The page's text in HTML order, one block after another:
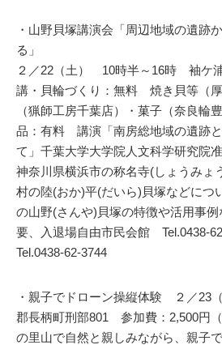
・山野貝塚講演会「周辺地域の遺跡
る」
２／22（土） 10時半～16時 袖ケ
講・貝輪づくり：無料 焼き貝等（
（猟師工房千葉店）・菓子（奈良輪
品：有料 講演「南房総地域の遺跡
て」千葉大学大学院人文科学研究院
神奈川県横浜市の称名寺(しょうみょ
村の陸(おか)平(だいら)貝塚などにつ
の山野(さんや)貝塚の特徴や活用事
要、入退場自由市民会館 Tel.0438-
Tel.0438-62-3744
・親子でドローン操縦体験 ２／
郡長柄町刑部801 参加費：2,500円
の里山で自然と親しみながら、親子